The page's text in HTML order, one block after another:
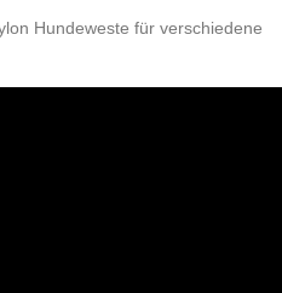
Hundeweste für verschiedene